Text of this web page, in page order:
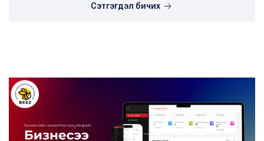
Сэтгэгдэл бичих